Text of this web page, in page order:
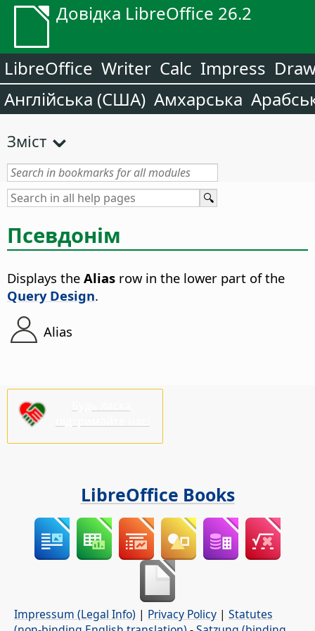
Довідка LibreOffice 26.2
LibreOffice Writer Calc Impress
Англійська (США) Амхарська
Зміст
Псевдонім
Displays the Alias row in the lower part of the
Query Design.
Alias
LibreOffice Books
Impressum (Legal Info) | Privacy Policy | Statutes